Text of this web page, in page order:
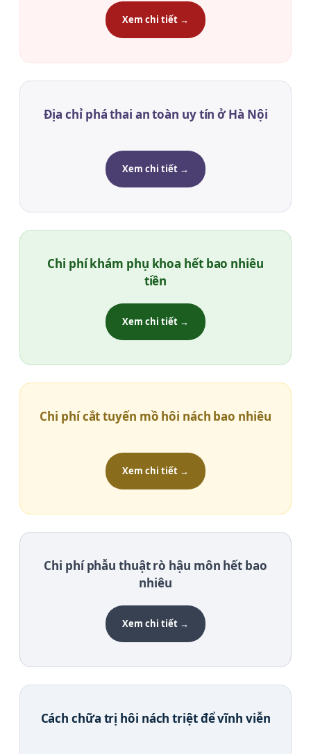
Xem chi tiết →
Địa chỉ phá thai an toàn uy tín ở Hà Nội
Xem chi tiết →
Chi phí khám phụ khoa hết bao nhiêu
tiền
Xem chi tiết →
Chi phí cắt tuyến mồ hôi nách bao nhiêu
Xem chi tiết →
Chi phí phẫu thuật rò hậu môn hết bao
nhiêu
Xem chi tiết →
Cách chữa trị hôi nách triệt để vĩnh viễn